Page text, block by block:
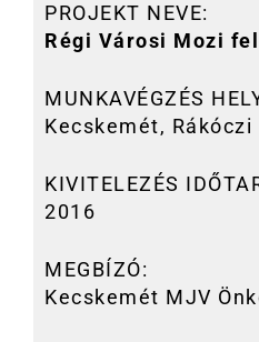
PROJEKT NEVE:
Régi Városi Mozi
MUNKAVÉGZÉS
Kecskemét, Rákóczi
KIVITELEZÉS
2016
MEGBÍZÓ:
Kecskemét MJV